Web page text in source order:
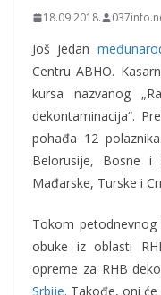
18.09.2018.
Još jedan
Centru ABHO.
kursa nazvanog
dekontaminacija“.
pohađa 12
Belorusije, Bosne i
Mađarske, Turske i
Tokom
obuke iz oblasti
opreme za RHB
Srbije. Takođe, oni